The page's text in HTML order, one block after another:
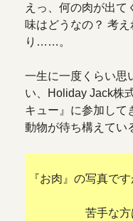
えっ、何の肉が出て
味はどうなの？ 考
り……。
一生に一度くらい思
い、Holiday Jack株
キュー』に参加して
動物が待ち構えて
『お肉』の写真で
苦手な方